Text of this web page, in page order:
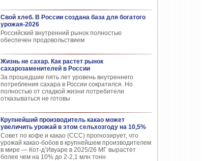
Свой хлеб. В России создана база для богатого
урожая-2026
Российский внутренний рынок полностью
обеспечен продовольствием
Жизнь не сахар. Как растет рынок
сахарозаменителей в России
За прошедшие пять лет уровень внутреннего
потребления сахара в России сократился. Но
полностью от сладкой жизни потребители
отказываться не готовы
Крупнейший производитель какао может
увеличить урожай в этом сельхозгоду на 10,5%
Совет по кофе и какао (CCC) прогнозирует, что
урожай какао-бобов в крупнейшем производителем
в мире — Кот-д’Ивуаре в 2025/26 МГ вырастет
более чем на 10% до 2-2,1 млн тонн